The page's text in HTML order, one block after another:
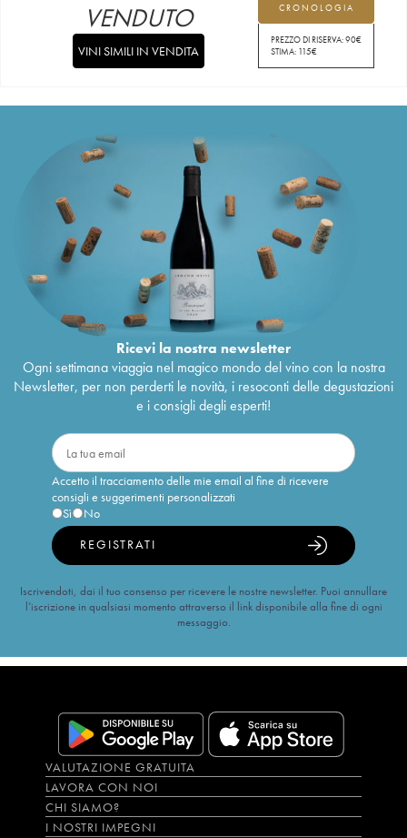
CRONOLOGIA
PREZZO DI RISERVA:90€
STIMA: 115€
VENDUTO
VINI SIMILI IN VENDITA
Ricevi la nostra newsletter
Ogni settimana viaggia nel magico mondo del vino con la nostra
Newsletter, per non perderti le novità, i resoconti delle degustazioni
e i consigli degli esperti!
Accetto il tracciamento delle mie email al fine di ricevere
consigli e suggerimenti personalizzati
Sì
No
REGISTRATI
Iscrivendoti, dai il tuo consenso per ricevere le nostre newsletter. Puoi annullare
l’iscrizione in qualsiasi momento attraverso il link disponibile alla fine di ogni
messaggio.
VALUTAZIONE GRATUITA
LAVORA CON NOI
CHI SIAMO?
I NOSTRI IMPEGNI